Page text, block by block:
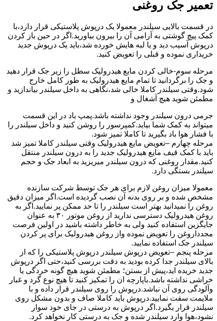
تعمیر جک روغنی
در قسمت بالایی سیلندر معمولا یک درپوش پلاستیکی قرار دارد،با
کمک پیچ گوشتی به آرامی آن را بیرون بیاورید.اگر در حین باز کردن
درپوش آسیب دید و یا لبه هایش خورده شد،باید یک درپوش جدید
خریداری نموده و قبلی را تعویض کنید.
مرحله سوم-خالی کردن مایع هیدرولیک سطل را زیر جک قرار دهید
و جک را برگردانید تا تمام مایع هیدرولیک به طور کامل خارج
شود.وقتی سیلندر کاملا خالی شد،نگاهی به داخل سیلندر بیاندازید و
مطمئن شوید هیچ آشغال و
جرمی درون سیلندر وجود نداشته باشد.پمپ باد در این قسمت
میتواند به کمک شما بیاید.کمپرسور را روشن کنید و داخل سیلندر را
با فشار هوا باد بگیرید تا کاملا تمیز شود.
مرحله چهارم –تعویض مایع هیدرولیک وقتی سیلندر کاملا تمیز شد
باید با کمک قیف مایع هیدرولیک جدید را به درون سیلندر منتقل
کنید.مقدار روغنی که درون سیلندر میریزید به ابعاد جک و حجم
سیلندر بستگی دارد.
معمولا میزان روغن لازم برای هر جک توسط شرکت سازنده
مشخص شده و بر روی بدنه آن نصب گردیده است.اگر میزان دقیق
روغن را نمیدانید بهتر است سیلندر را تا حد ممکن پر نمایید.اگر به
روغن هیدرولیک دسترسی ندارید از روغن موتور ۳۰ به عنوان
جایگزین استفاده کنید ولی به خاطر داشته باشید در اولین فرصت
مجدداروغن را تعویض نموده واز روغن هیدرولیک برای پر کردن
سیلندر جک استفاده نمایید.
مرحله پنجم –تعویض درپوش سیلندر درپوش پلاستیکی را که از
بالای سیلندر جدا کرده بودید به دقت بررسی کنید،حتی اگر درپوش
جدید خریده اید،پیش از بستن؛ مطمئن شوید هیچ گونه خردگی یا
خراشی نداشته باشد.باپارچه ان را تمکیز کنید تا هیچ نوع گرد و غبار
وآلودگی روی آن نباشد.درپوش را روی سیلندر قرار داده و با
ملایمت سفت نمایید.درپوش باید کاملا صاف و بدون مشکل روی
سیلندر قرار بگیرد.اگر درپوش به درستی در جای خود سوار
نشود،هوا وارد سیلندر شده و جک به درستی کار نخواهد کرد.